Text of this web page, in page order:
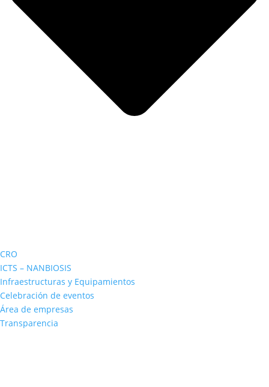
CRO
ICTS – NANBIOSIS
Infraestructuras y Equipamientos
Celebración de eventos
Área de empresas
Transparencia